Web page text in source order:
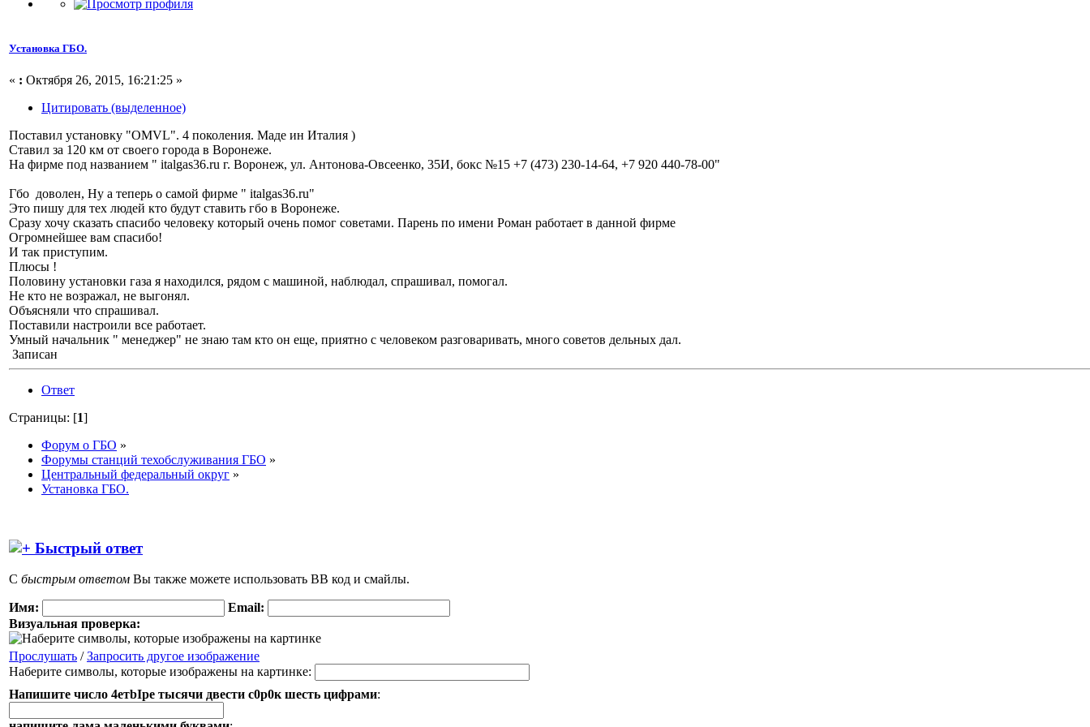
Установка ГБО.
« : Октября 26, 2015, 16:21:25 »
Цитировать (выделенное)
Поставил установку "OMVL". 4 поколения. Маде ин Италия )
Ставил за 120 км от своего города в Воронеже.
На фирме под названием " italgas36.ru г. Воронеж, ул. Антонова-Овсеенко, 35И, бокс №15 +7 (473) 230-14-64, +7 920 440-78-00"
Гбо доволен, Ну а теперь о самой фирме " italgas36.ru"
Это пишу для тех людей кто будут ставить гбо в Воронеже.
Сразу хочу сказать спасибо человеку который очень помог советами. Парень по имени Роман работает в данной фирме
Огромнейшее вам спасибо!
И так приступим.
Плюсы !
Половину установки газа я находился, рядом с машиной, наблюдал, спрашивал, помогал.
Не кто не возражал, не выгонял.
Объясняли что спрашивал.
Поставили настроили все работает.
Умный начальник " менеджер" не знаю там кто он еще, приятно с человеком разговаривать, много советов дельных дал.
Записан
Ответ
Страницы: [1]
Форум о ГБО »
Форумы станций техобслуживания ГБО »
Центральный федеральный округ »
Установка ГБО.
Быстрый ответ
С быстрым ответом Вы также можете использовать BB код и смайлы.
Имя:
Email:
Визуальная проверка:
Прослушать /Запросить другое изображение
Наберите символы, которые изображены на картинке:
Напишите число 4етbIpe тысячи двести с0р0к шeсть цифрами: